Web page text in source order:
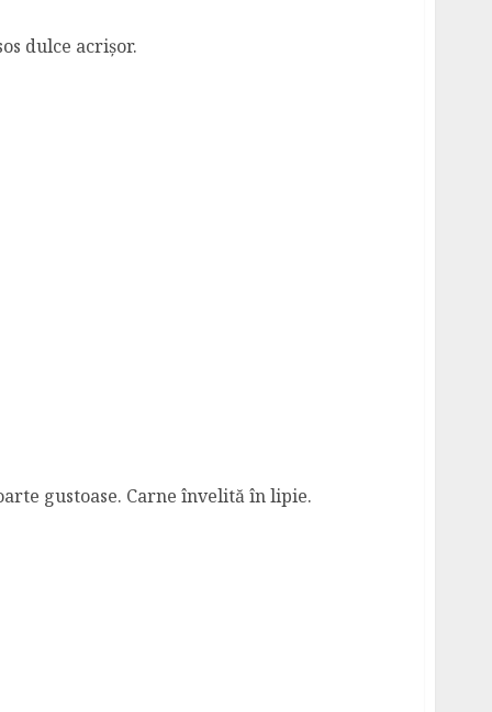
dulce acrișor.
gustoase. Carne învelită în lipie.